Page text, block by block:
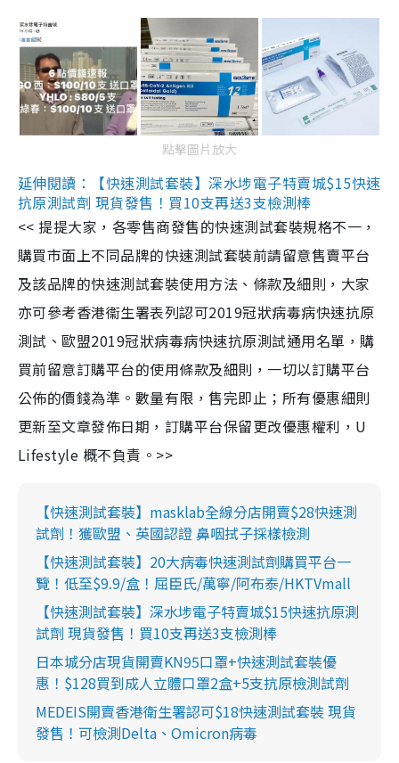
點擊圖片放大
延伸閱讀：【快速測試套裝】深水埗電子特賣城$15快速
抗原測試劑 現貨發售！買10支再送3支檢測棒
<< 提提大家，各零售商發售的快速測試套裝規格不一，
購買市面上不同品牌的快速測試套裝前請留意售賣平台
及該品牌的快速測試套裝使用方法、條款及細則，大家
亦可參考香港衞生署表列認可2019冠狀病毒病快速抗原
測試、歐盟2019冠狀病毒病快速抗原測試通用名單，購
買前留意訂購平台的使用條款及細則，一切以訂購平台
公佈的價錢為準。數量有限，售完即止；所有優惠細則
更新至文章發佈日期，訂購平台保留更改優惠權利，U
Lifestyle 概不負責。>>
【快速測試套裝】masklab全線分店開賣$28快速測
試劑！獲歐盟、英國認證 鼻咽拭子採樣檢測
【快速測試套裝】20大病毒快速測試劑購買平台一
覽！低至$9.9/盒！屈臣氏/萬寧/阿布泰/HKTVmall
【快速測試套裝】深水埗電子特賣城$15快速抗原測
試劑 現貨發售！買10支再送3支檢測棒
日本城分店現貨開賣KN95口罩+快速測試套裝優
惠！$128買到成人立體口罩2盒+5支抗原檢測試劑
MEDEIS開賣香港衛生署認可$18快速測試套裝 現貨
發售！可檢測Delta、Omicron病毒